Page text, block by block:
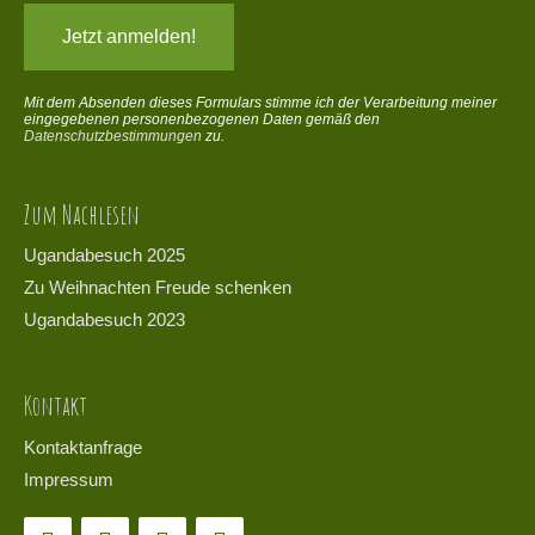
Mit dem Absenden dieses Formulars stimme ich der Verarbeitung meiner
eingegebenen personenbezogenen Daten gemäß den
Datenschutzbestimmungen zu.
Zum Nachlesen
Ugandabesuch 2025
Zu Weihnachten Freude schenken
Ugandabesuch 2023
Kontakt
Kontaktanfrage
Impressum